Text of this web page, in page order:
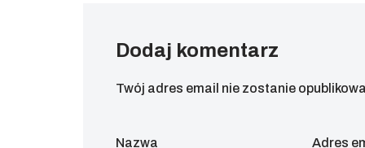
Dodaj komentarz
Twój adres email nie zostanie
Nazwa Adres